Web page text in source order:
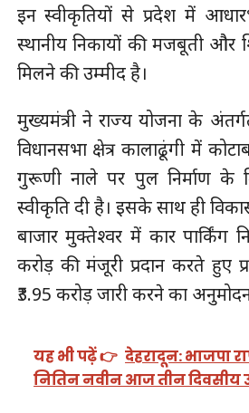
इन स्वीकृतियों से प्रदेश में
स्थानीय निकायों की मजबूती और
मिलने की उम्मीद है।
मुख्यमंत्री ने राज्य योजना के
विधानसभा क्षेत्र कालाढूंगी में
गुरूणी नाले पर पुल निर्माण के
स्वीकृति दी है। इसके साथ ही
बाजार मुक्तेश्वर में कार पार्किंग
करोड़ की मंजूरी प्रदान करते
₹3.95 करोड़ जारी करने का
यह भी पढ़ें 👉 देहरादून: भाजपा
नितिन नवीन आज तीन दिवसीय